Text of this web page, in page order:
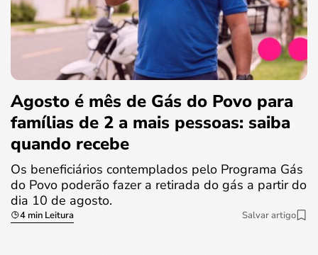
Agosto é mês de Gás do Povo para
famílias de 2 a mais pessoas: saiba
quando recebe
Os beneficiários contemplados pelo Programa Gás
do Povo poderão fazer a retirada do gás a partir do
dia 10 de agosto.
4 min Leitura Salvar artigo